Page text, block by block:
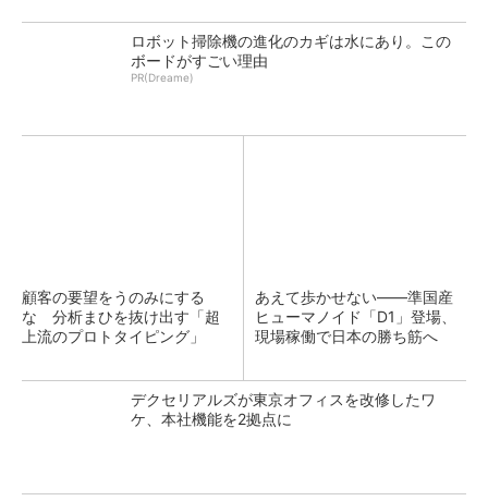
ロボット掃除機の進化のカギは水にあり。この
ボードがすごい理由
PR(Dreame)
顧客の要望をうのみにする
な 分析まひを抜け出す「超
上流のプロトタイピング」
あえて歩かせない――準国産
ヒューマノイド「D1」登場、
現場稼働で日本の勝ち筋へ
デクセリアルズが東京オフィスを改修したワ
ケ、本社機能を2拠点に